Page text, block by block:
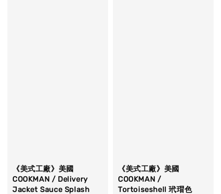
《美式工廠》美國
COOKMAN / Delivery
Jacket Sauce Splash
《美式工廠》美國
COOKMAN /
Tortoiseshell 玳瑁色